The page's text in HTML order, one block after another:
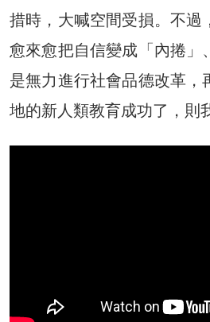
措時，大喊空間受損。不過
愈來愈把自信變成「內捲」
是無力進行社會品德改革，
地的新人類教育成功了，則